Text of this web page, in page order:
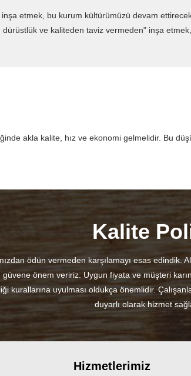
etmek, bu kurum kültürümüzü devam
ve kaliteden taviz vermeden" inşa
akla kalite, hız ve ekonomi gelmelidir. Bu
Kalite
ödün vermeden karşılamayı esas
güvene önem veririz. Uygun fiyata ve müşteri
kurallarına uyulması oldukça önemlidir.
duyarlı olarak hizmet
Hizmetlerimiz